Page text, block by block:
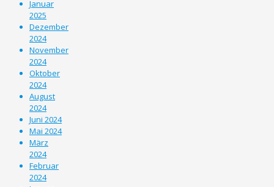
Januar
2025
Dezember
2024
November
2024
Oktober
2024
August
2024
Juni 2024
Mai 2024
März
2024
Februar
2024